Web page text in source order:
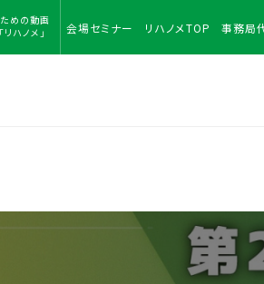
ための動画
ハノメ」
会場セミナー リハノメTOP 事務局